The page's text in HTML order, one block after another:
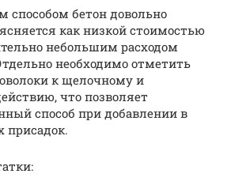
способом бетон довольно
как низкой стоимостью
небольшим расходом
необходимо отметить
к щелочному и
что позволяет
способ при добавлении в
присадок.